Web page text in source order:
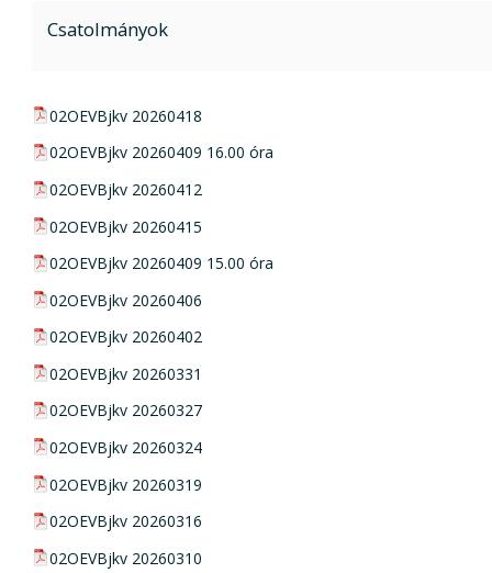
Csatolmányok
pdf csatolmány:
02OEVBjkv 20260418
pdf csatolmány:
02OEVBjkv 20260409 16.00 óra
pdf csatolmány:
02OEVBjkv 20260412
pdf csatolmány:
02OEVBjkv 20260415
pdf csatolmány:
02OEVBjkv 20260409 15.00 óra
pdf csatolmány:
02OEVBjkv 20260406
pdf csatolmány:
02OEVBjkv 20260402
pdf csatolmány:
02OEVBjkv 20260331
pdf csatolmány:
02OEVBjkv 20260327
pdf csatolmány:
02OEVBjkv 20260324
pdf csatolmány:
02OEVBjkv 20260319
pdf csatolmány:
02OEVBjkv 20260316
pdf csatolmány:
02OEVBjkv 20260310